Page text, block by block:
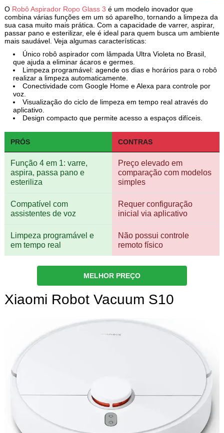
O Robô Aspirador Ropo Glass 3 é um modelo inovador que
combina várias funções em um só aparelho, tornando a limpeza da
sua casa muito mais prática. Com a capacidade de varrer, aspirar,
passar pano e esterilizar, ele é ideal para quem busca um ambiente
mais saudável. Veja algumas características:
Único robô aspirador com lâmpada Ultra Violeta no Brasil,
que ajuda a eliminar ácaros e germes.
Limpeza programável: agende os dias e horários para o robô
realizar a limpeza automaticamente.
Conectividade com Google Home e Alexa para controle por
voz.
Visualização do ciclo de limpeza em tempo real através do
aplicativo.
Design compacto que permite acesso a espaços difíceis.
PRÓS CONTRAS
Função 4 em 1: varre,
aspira, passa pano e
esteriliza
Preço elevado em
comparação com modelos
simples
Compatível com
assistentes de voz
Requer configuração
inicial via aplicativo
Limpeza programável e
em tempo real
Não possui controle
remoto físico
MELHOR PREÇO
Xiaomi Robot Vacuum S10